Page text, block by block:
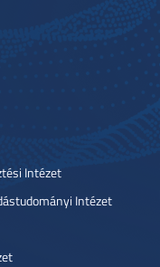
Intézet
Intézet